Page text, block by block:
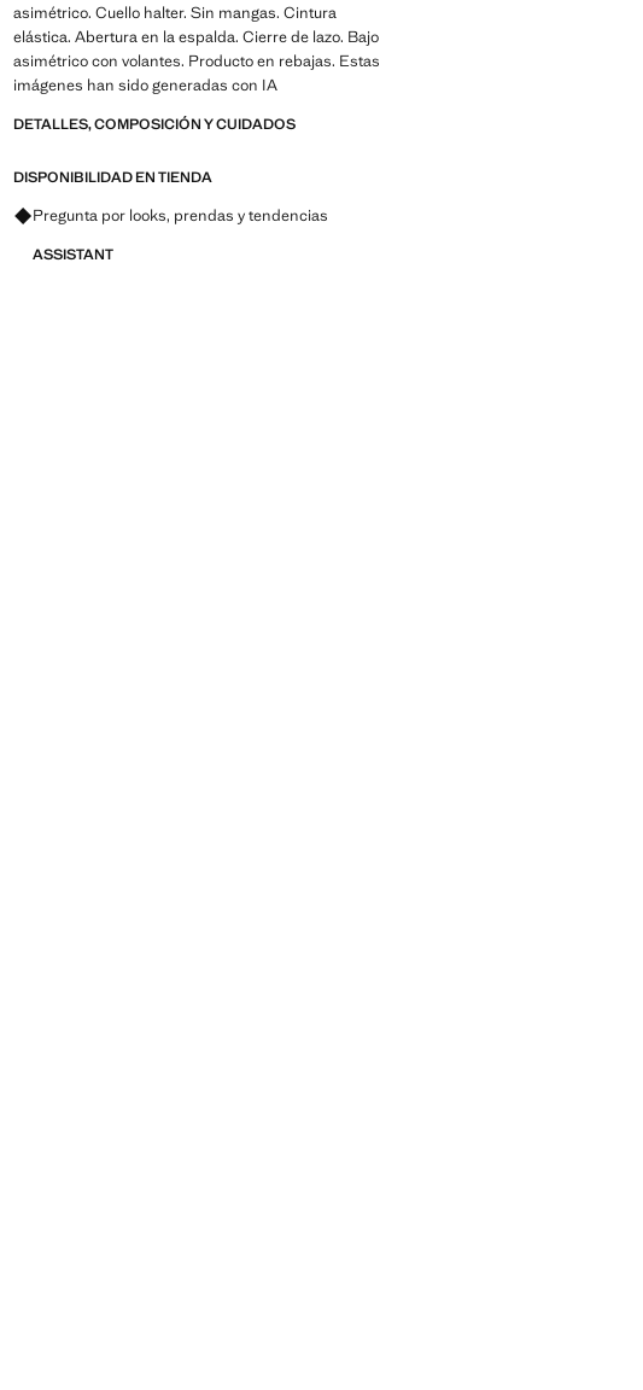
asimétrico. Cuello halter. Sin mangas. Cintura
elástica. Abertura en la espalda. Cierre de lazo. Bajo
asimétrico con volantes. Producto en rebajas. Estas
imágenes han sido generadas con IA
DETALLES, COMPOSICIÓN Y CUIDADOS
DISPONIBILIDAD EN TIENDA
Pregunta por looks, prendas y tendencias
ASSISTANT